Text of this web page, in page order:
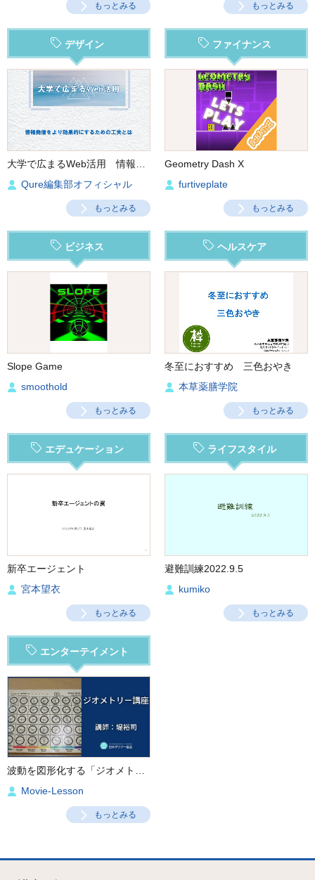
もっとみる もっとみる
デザイン
大学で広まるWeb活用 情報発信をより効果的にするための工夫とは
Qure編集部オフィシャル
もっとみる
ファイナンス
Geometry Dash X
furtiveplate
もっとみる
ビジネス
Slope Game
smoothold
もっとみる
ヘルスケア
冬至におすすめ 三色おやき
本草薬膳学院
もっとみる
エデュケーション
新卒エージェント
宮本望衣
もっとみる
ライフスタイル
避難訓練2022.9.5
kumiko
もっとみる
エンターテイメント
波動を図形化する「ジオメトリー講座」
Movie-Lesson
もっとみる